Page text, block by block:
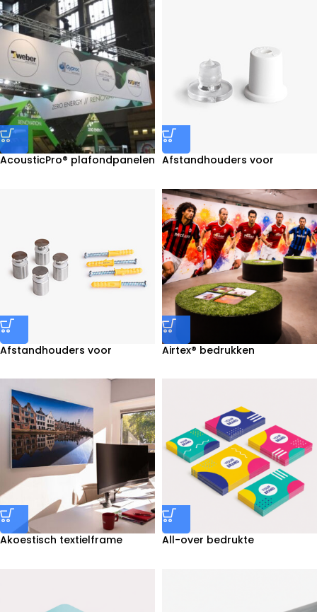
AcousticPro® plafondpanelen Afstandhouders voor
Afstandhouders voor
Airtex® bedrukken
Akoestisch textielframe
All-over bedrukte